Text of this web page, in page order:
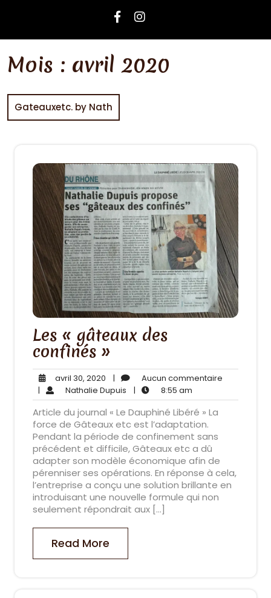
Mois : avril 2020
Gateauxetc. by Nath
Les « gâteaux des
confinés »
avril 30, 2020 avril
30,
2020
| Aucun commentaire
| Nathalie Dupuis Nathalie
Dupuis
| 8:55 am
am
Article du journal « Le Dauphiné Libéré » La
force de Gâteaux etc est l’adaptation.
Pendant la période de confinement sans
précédent et difficile, Gâteaux etc a dû
adapter son modèle économique afin de
pérenniser ses opérations. En réponse à cela,
l’entreprise a conçu une solution brillante en
introduisant une nouvelle formule qui non
seulement répondrait aux […]
Read More